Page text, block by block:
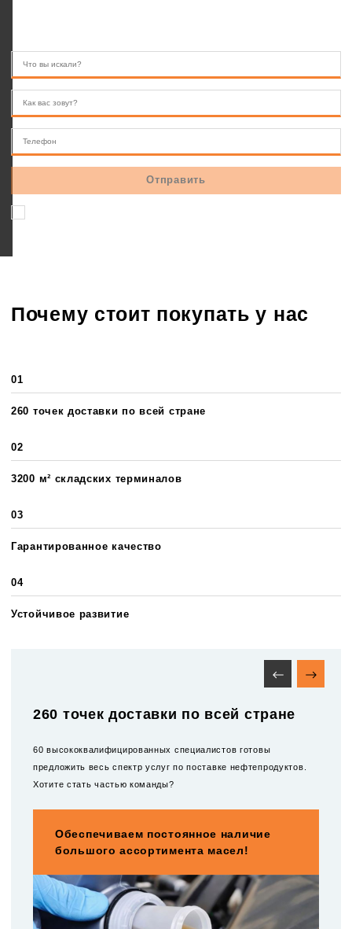
Почему стоит покупать у нас
01
260 точек доставки по всей стране
02
3200 м² складских терминалов
03
Гарантированное качество
04
Устойчивое развитие
260 точек доставки по всей стране
60 высококвалифицированных специалистов готовы
предложить весь спектр услуг по поставке нефтепродуктов.
Хотите стать частью команды?
Обеспечиваем постоянное наличие
большого ассортимента масел!